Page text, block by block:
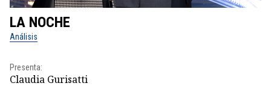
LA NOCHE
Análisis
Presenta:
Claudia Gurisatti